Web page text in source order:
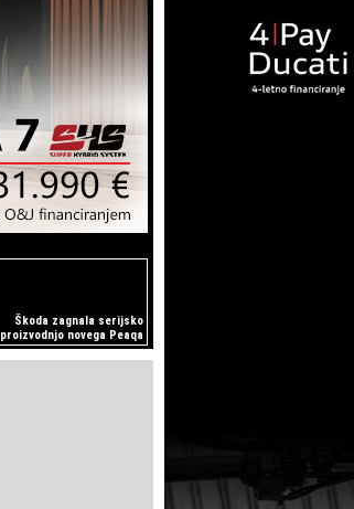
Škoda zagnala serijsko
proizvodnjo novega Peaqa